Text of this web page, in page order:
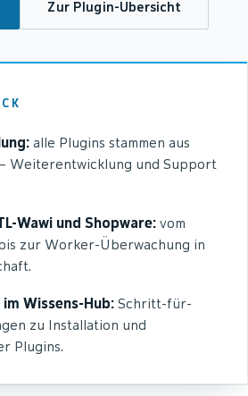
Zur Plugin-Übersicht
alle Plugins stammen aus
Weiterentwicklung und Support
Wawi und Shopware: vom
zur Worker-Überwachung in
Wissens-Hub: Schritt-für-
zu Installation und
Plugins.